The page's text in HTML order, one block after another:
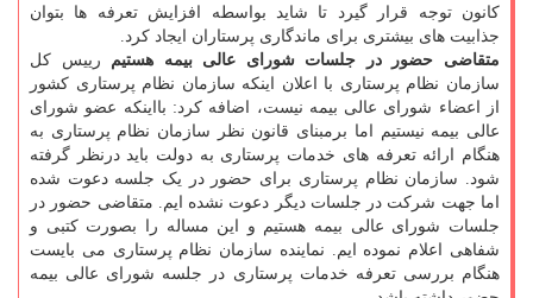
کانون توجه قرار گیرد تا شاید بواسطه افزایش تعرفه ها بتوان
جذابیت های بیشتری برای ماندگاری پرستاران ایجاد کرد.
متقاضی حضور در جلسات شورای عالی بیمه هستیم رییس کل
سازمان نظام پرستاری با اعلان اینکه سازمان نظام پرستاری کشور
از اعضاء شورای عالی بیمه نیست، اضافه کرد: بااینکه عضو شورای
عالی بیمه نیستیم اما برمبنای قانون نظر سازمان نظام پرستاری به
هنگام ارائه تعرفه های خدمات پرستاری به دولت باید درنظر گرفته
شود. سازمان نظام پرستاری برای حضور در یک جلسه دعوت شده
اما جهت شرکت در جلسات دیگر دعوت نشده ایم. متقاضی حضور در
جلسات شورای عالی بیمه هستیم و این مساله را بصورت کتبی و
شفاهی اعلام نموده ایم. نماینده سازمان نظام پرستاری می بایست
هنگام بررسی تعرفه خدمات پرستاری در جلسه شورای عالی بیمه